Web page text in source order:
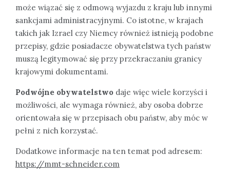
może wiązać się z odmową wyjazdu z kraju lub innymi
sankcjami administracyjnymi. Co istotne, w krajach
takich jak Izrael czy Niemcy również istnieją podobne
przepisy, gdzie posiadacze obywatelstwa tych państw
muszą legitymować się przy przekraczaniu granicy
krajowymi dokumentami.
Podwójne obywatelstwo daje więc wiele korzyści i
możliwości, ale wymaga również, aby osoba dobrze
orientowała się w przepisach obu państw, aby móc w
pełni z nich korzystać.
Dodatkowe informacje na ten temat pod adresem:
https://mmt-schneider.com